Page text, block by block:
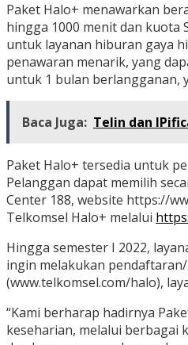
Paket Halo+ menawarkan
hingga 1000 menit dan kuota
untuk layanan hiburan gaya
penawaran menarik, yang
untuk 1 bulan berlangganan,
Baca Juga: Telin dan
Paket Halo+ tersedia untuk
Pelanggan dapat memilih
Center 188, website https://
Telkomsel Halo+ melalui
Hingga semester I 2022,
ingin melakukan
(www.telkomsel.com/halo),
“Kami berharap hadirnya
keseharian, melalui berbagai